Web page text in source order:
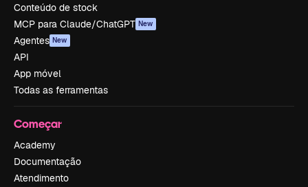
Conteúdo de stock
MCP para Claude/ChatGPT New
Agentes New
API
App móvel
Todas as ferramentas
Começar
Academy
Documentação
Atendimento